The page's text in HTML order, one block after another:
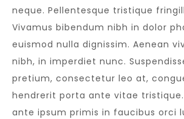
neque. Pellentesque tristique
Vivamus bibendum nibh in dolor
euismod nulla dignissim. Aenean
nibh, in imperdiet nunc.
pretium, consectetur leo at,
hendrerit porta ante vitae
ante ipsum primis in faucibus orci